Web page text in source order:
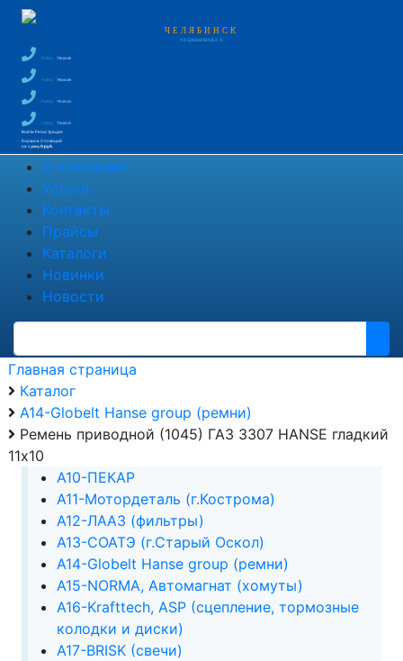
ЧЕЛЯБИНСК
УЛ. ЦИНКОВАЯ, 2-А
+7 (351) 796-66-88
+7 (351) 796-66-89
+7 (351) 791-85-43
+7 (351)
750-60-35
Войти Регистрация
Корзина0 позиций
на сумму0 руб.
О компании
Услуги
Контакты
Прайсы
Каталоги
Новинки
Новости
Главная страница
Каталог
А14-Globelt Hanse group (ремни)
Ремень приводной (1045) ГАЗ 3307 HANSE гладкий
11х10
А10-ПЕКАР
А11-Мотордеталь (г.Кострома)
А12-ЛААЗ (фильтры)
А13-СОАТЭ (г.Старый Оскол)
А14-Globelt Hanse group (ремни)
А15-NORMA, Автомагнат (хомуты)
А16-Krafttech, ASP (сцепление, тормозные
колодки и диски)
А17-BRISK (свечи)